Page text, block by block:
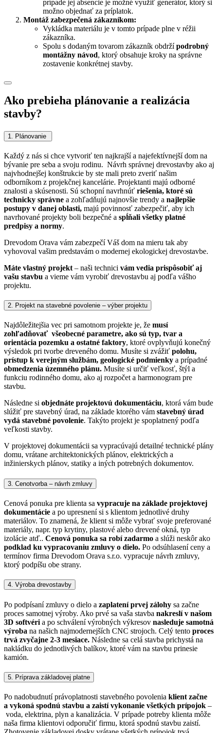
prípade jej absencie je možné využiť generátor, ktorý si
možno objednať za príplatok.
Montáž zabezpečená zákazníkom:
Vykládka materiálu je v tomto prípade plne v réžii
zákazníka.
Spolu s dodaným tovarom zákazník obdržípodrobný
montážny návod, ktorý obsahuje kroky na správne
zostavenie konkrétnej stavby.
Ako prebieha plánovanie a realizácia
stavby?
1. Plánovanie
Každý z nás si chce vytvoriť ten najkrajší a najefektívnejší dom na
bývanie pre seba a svoju rodinu. Návrh správnej drevostavby ako aj
najvhodnejšej konštrukcie by ste mali preto zveriť našim
odborníkom z projekčnej kancelárie. Projektanti majú odborné
znalosti a skúsenosti. Sú schopní navrhnúť riešenia, ktoré sú
technicky správne a zohľadňujú najnovšie trendy a najlepšie
postupy v danej oblasti, majú povinnosť zabezpečiť, aby ich
navrhované projekty boli bezpečné a spĺňali všetky platné
predpisy a normy.
Drevodom Orava vám zabezpečí Váš dom na mieru tak aby
vyhovoval vašim predstavám o modernej ekologickej drevostavbe.
Máte vlastný projekt – naši technici vám vedia prispôsobiť aj
vašu stavbu a vieme vám vyrobiť drevostavbu aj podľa vášho
projektu.
2. Projekt na stavebné povolenie – výber projektu
Najdôležitejšia vec pri samotnom projekte je, že musí
zohľadňovať všeobecné parametre, ako sú typ, tvar a
orientácia pozemku a ostatné faktory, ktoré ovplyvňujú konečný
výsledok pri tvorbe dreveného domu. Musíte si zvážiť polohu,
prístup k verejným službám, geologické podmienky a prípadné
obmedzenia územného plánu. Musíte si určiť veľkosť, štýl a
funkciu rodinného domu, ako aj rozpočet a harmonogram pre
stavbu.
Následne si objednáte projektovú dokumentáciu, ktorá vám bude
slúžiť pre stavebný úrad, na základe ktorého vám stavebný úrad
vydá stavebné povolenie. Takýto projekt je spoplatnený podľa
veľkosti stavby.
V projektovej dokumentácii sa vypracúvajú detailné technické plány
domu, vrátane architektonických plánov, elektrických a
inžinierskych plánov, statiky a iných potrebných dokumentov.
3. Cenotvorba – návrh zmluvy
Cenová ponuka pre klienta sa vypracuje na základe projektovej
dokumentácie a po upresnení si s klientom jednotlivé druhy
materiálov. To znamená, že klient si môže vybrať svoje preferované
materiály, napr. typ krytiny, plastové alebo drevené okná, typ
izolácie atď.. Cenová ponuka sa robí zadarmo a slúži neskôr ako
podklad ku vypracovaniu zmluvy o dielo. Po odsúhlasení ceny a
termínov firma Drevodom Orava s.r.o. vypracuje návrh zmluvy,
ktorý podpíšu obe strany.
4. Výroba drevostavby
Po podpísaní zmluvy o dielo a zaplatení prvej zálohy sa začne
proces samotnej výroby. Ako prvé sa vaša stavba nakreslí v našom
3D softvéri a po schválení výrobných výkresov nasleduje samotná
výroba na našich najmodernejších CNC strojoch. Celý tento proces
trvá zvyčajne 2-3 mesiace. Následne sa celá stavba prichystá na
nakládku do jednotlivých balíkov, ktoré vám na stavbu prinesie
kamión.
5. Príprava základovej platne
Po nadobudnutí právoplatnosti stavebného povolenia klient začne
a vykoná spodnú stavbu a zaistí vykonanie všetkých prípojok –
voda, elektrina, plyn a kanalizácia. V prípade potreby klienta môže
naša firma klientovi odporučiť firmu, ktorá spodnú stavbu zaistí.